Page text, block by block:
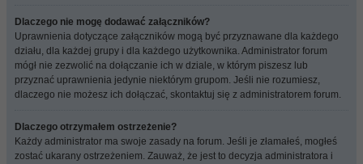
Dlaczego nie mogę dodawać załączników?
Uprawnienia dotyczące załączników mogą być przyznawane dla każdego
działu, dla każdej grupy i dla każdego użytkownika. Administrator forum
mógł nie zezwolić na dołączanie ich w dziale, w którym piszesz lub
przyznać uprawnienia jedynie niektórym grupom. Jeśli nie rozumiesz,
dlaczego nie możesz ich dołączać, skontaktuj się z administratorem forum.
Dlaczego otrzymałem ostrzeżenie?
Każdy administrator ma swoje zasady na forum. Jeśli je złamałeś, mogłeś
zostać ukarany ostrzeżeniem. Zauważ, że jest to decyzja administratora i